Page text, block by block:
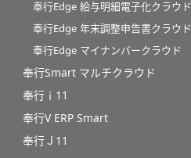
奉行Edge 給与明細電子化クラウド
奉行Edge 年末調整申告書クラウド
奉行Edge マイナンバークラウド
奉行Smart マルチクラウド
奉行ｉ11
奉行V ERP Smart
奉行Ｊ11